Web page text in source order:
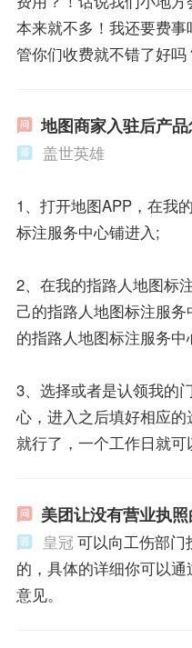
本来就不多！我还要费
管你们收费就不错了好吗
地图商家入驻后产品
盖世英雄
1、打开地图APP，在我
标注服务中心铺进入;
2、在我的指路人地图标
己的指路人地图标注服
的指路人地图标注服务中
3、选择或者是认领我的
心，进入之后填好相应
就行了，一个工作日就可
美团让没有营业执
皇冠可以向工伤部门
的，具体的详细你可以
意见。